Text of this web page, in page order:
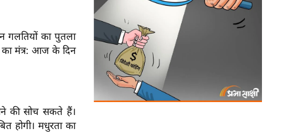
गलतियों का पुतला
का मंत्र: आज के दिन
की सोच सकते हैं।
होगी।मधुरता का